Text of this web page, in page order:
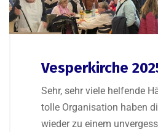
Vesperkirche
Sehr, sehr viele helfende
tolle Organisation haben
wieder zu einem